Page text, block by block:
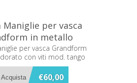
Maniglie per vasca
in metallo
viti mod. tango
per vasca Grandform
con viti mod. tango
€60,00